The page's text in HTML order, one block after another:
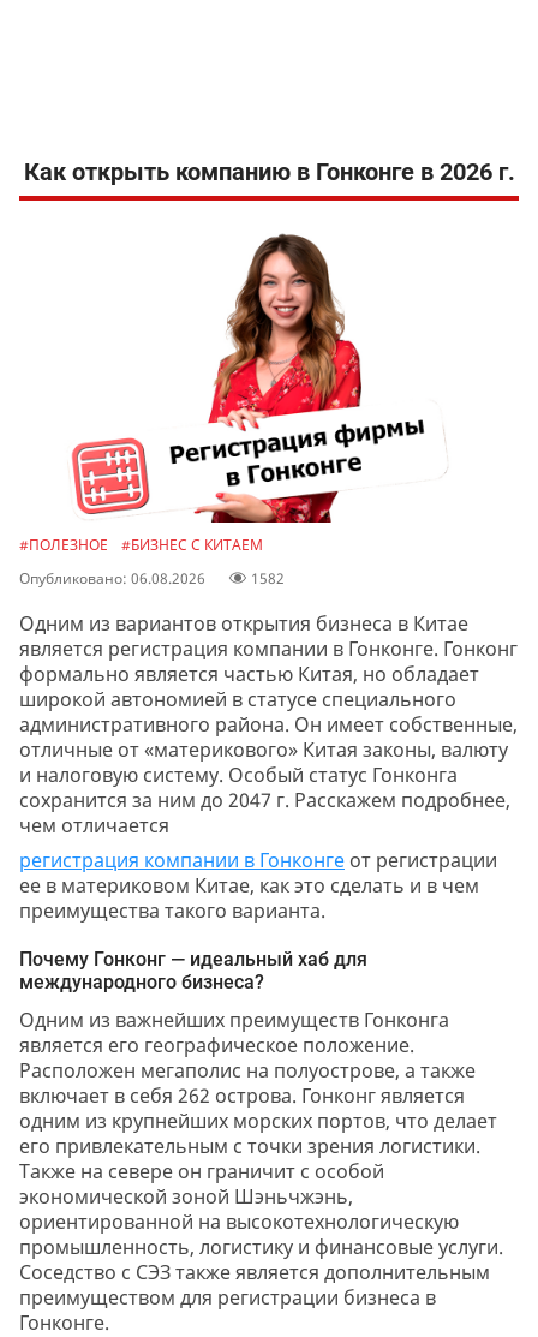
Как открыть компанию в Гонконге в 2026 г.
#ПОЛЕЗНОЕ
#БИЗНЕС С КИТАЕМ
Опубликовано: 06.08.2026
1582
Одним из вариантов открытия бизнеса в Китае
является регистрация компании в Гонконге. Гонконг
формально является частью Китая, но обладает
широкой автономией в статусе специального
административного района. Он имеет собственные,
отличные от «материкового» Китая законы, валюту
и налоговую систему. Особый статус Гонконга
сохранится за ним до 2047 г. Расскажем подробнее,
чем отличается
регистрация компании в Гонконге от регистрации
ее в материковом Китае, как это сделать и в чем
преимущества такого варианта.
Почему Гонконг — идеальный хаб для
международного бизнеса?
Одним из важнейших преимуществ Гонконга
является его географическое положение.
Расположен мегаполис на полуострове, а также
включает в себя 262 острова. Гонконг является
одним из крупнейших морских портов, что делает
его привлекательным с точки зрения логистики.
Также на севере он граничит с особой
экономической зоной Шэньчжэнь,
ориентированной на высокотехнологическую
промышленность, логистику и финансовые услуги.
Соседство с СЭЗ также является дополнительным
преимуществом для регистрации бизнеса в
Гонконге.